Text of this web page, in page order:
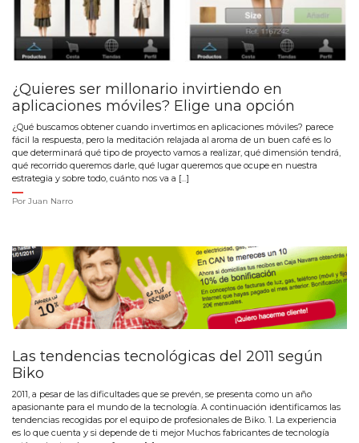
¿Quieres ser millonario invirtiendo en
aplicaciones móviles? Elige una opción
¿Qué buscamos obtener cuando invertimos en aplicaciones móviles? parece
fácil la respuesta, pero la meditación relajada al aroma de un buen café es lo
que determinará qué tipo de proyecto vamos a realizar, qué dimensión tendrá,
qué recorrido queremos darle, qué lugar queremos que ocupe en nuestra
estrategia y sobre todo, cuánto nos va a […]
Por Juan Narro
Las tendencias tecnológicas del 2011 según
Biko
2011, a pesar de las dificultades que se prevén, se presenta como un año
apasionante para el mundo de la tecnología. A continuación identificamos las
tendencias recogidas por el equipo de profesionales de Biko. 1. La experiencia
es lo que cuenta y si depende de ti mejor Muchos fabricantes de tecnología